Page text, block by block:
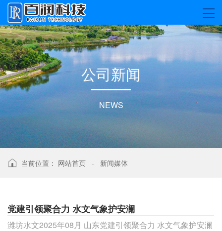
公司新闻
NEWS
当前位置： 网站首页 - 新闻媒体
党建引领聚合力 水文气象护安澜
潍坊水文2025年08月 山东党建引领聚合力 水文气象护安澜